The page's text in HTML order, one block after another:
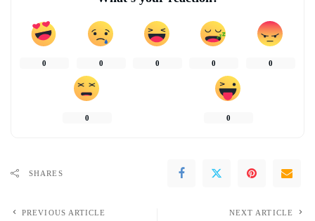
0 0 0 0 0
0 0
SHARES
PREVIOUS ARTICLE NEXT ARTICLE